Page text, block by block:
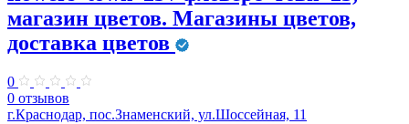
магазин цветов. Магазины цветов,
доставка цветов
0
0 отзывов
г.Краснодар, пос.Знаменский, ул.Шоссейная, 11